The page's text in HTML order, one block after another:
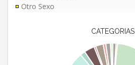
Otro Sexo
CATEGORIAS